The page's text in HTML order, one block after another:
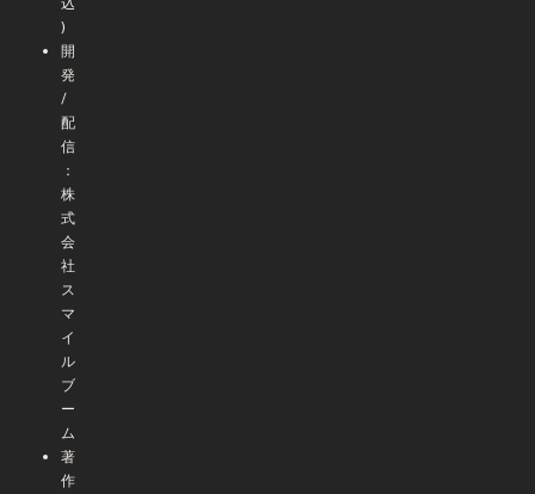
)
開
発
/
配
信
：
株
式
会
社
ス
マ
イ
ル
ブ
ー
ム
著
作